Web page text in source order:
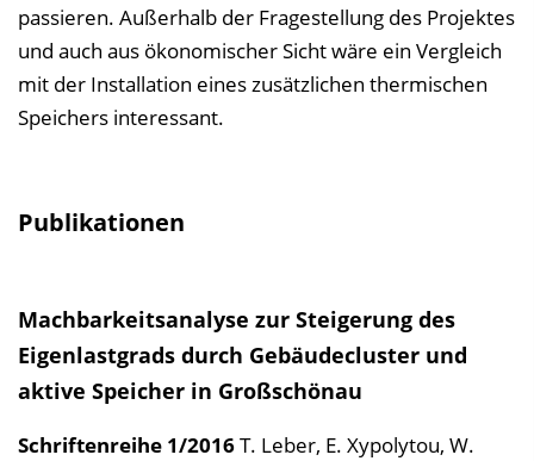
passieren. Außerhalb der Fragestellung des Projektes
und auch aus ökonomischer Sicht wäre ein Vergleich
mit der Installation eines zusätzlichen thermischen
Speichers interessant.
Publikationen
Machbarkeitsanalyse zur Steigerung des
Eigenlastgrads durch Gebäudecluster und
aktive Speicher in Großschönau
Schriftenreihe 1/2016T. Leber, E. Xypolytou, W.